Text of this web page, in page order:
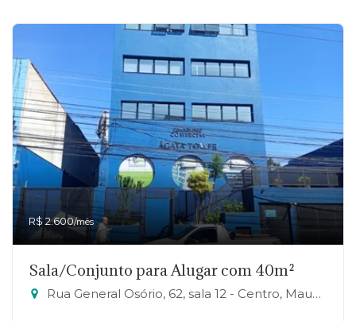
R$ 2.600/mês
Sala/Conjunto para Alugar com 40m²
Rua General Osório, 62, sala 12 - Centro, Mauá-SP